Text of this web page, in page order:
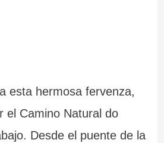
esta hermosa fervenza,
el Camino Natural do
Desde el puente de la